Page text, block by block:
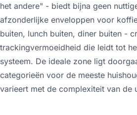
het andere" - biedt bijna geen
afzonderlijke enveloppen voor
buiten, lunch buiten, diner buiten -
trackingvermoeidheid die leidt tot
systeem. De ideale zone ligt
categorieën voor de meeste
varieert met de complexiteit van de